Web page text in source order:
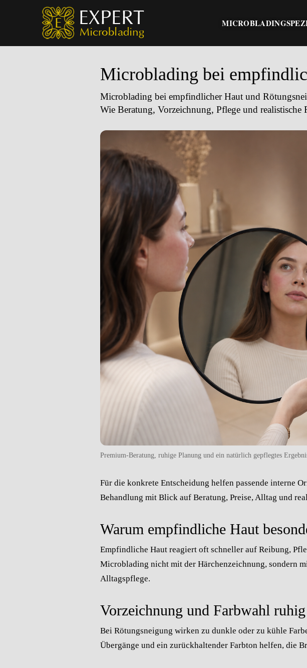
MICROBLADING
Microblading bei
Microblading bei empfindlicher Haut und
Wie Beratung, Vorzeichnung, Pflege und
Premium-Beratung, ruhige Planung und ein natürlich gepflegtes
Für die konkrete Entscheidung helfen passende interne
Behandlung mit Blick auf Beratung, Preise, Alltag und
Warum empfindliche Haut
Empfindliche Haut reagiert oft schneller auf Reibung,
Microblading nicht mit der Härchenzeichnung, sondern
Alltagspflege.
Vorzeichnung und Farbwahl ruhig
Bei Rötungsneigung wirken zu dunkle oder zu kühle
Übergänge und ein zurückhaltender Farbton helfen, die